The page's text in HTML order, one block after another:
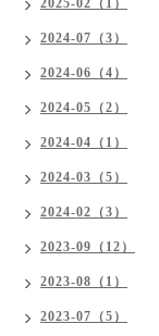
2025-02（1）
2024-07（3）
2024-06（4）
2024-05（2）
2024-04（1）
2024-03（5）
2024-02（3）
2023-09（12）
2023-08（1）
2023-07（5）